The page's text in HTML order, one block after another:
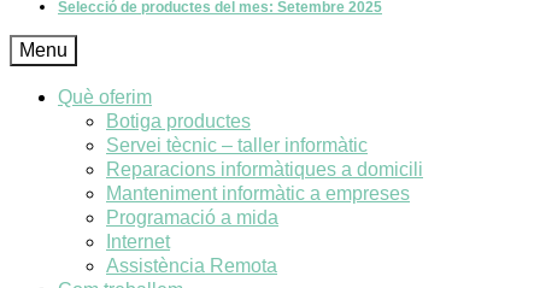
Selecció de productes del mes: Setembre 2025
Menu
Què oferim
Botiga productes
Servei tècnic – taller informàtic
Reparacions informàtiques a domicili
Manteniment informàtic a empreses
Programació a mida
Internet
Assistència Remota